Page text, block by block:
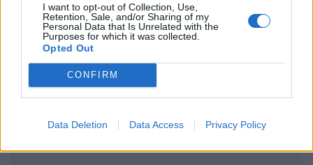
I want to opt-out of Collection, Use,
Retention, Sale, and/or Sharing of my
Personal Data that Is Unrelated with the
Purposes for which it was collected.
Opted Out
CONFIRM
Data Deletion Data Access Privacy Policy
Az előfizetés a következőket tartalmazza:
Portfolio.hu teljes cikkarchívum
Kötéslisták: BÉT elmúlt 2 év napon belüli
kötéslistái
Előfizetés